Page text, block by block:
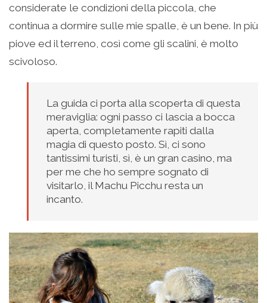
considerate le condizioni della piccola, che
continua a dormire sulle mie spalle, è un bene. In più
piove ed il terreno, così come gli scalini, è molto
scivoloso.
La guida ci porta alla scoperta di questa
meraviglia: ogni passo ci lascia a bocca
aperta, completamente rapiti dalla
magia di questo posto. Sì, ci sono
tantissimi turisti, sì, è un gran casino, ma
per me che ho sempre sognato di
visitarlo, il Machu Picchu resta un
incanto.